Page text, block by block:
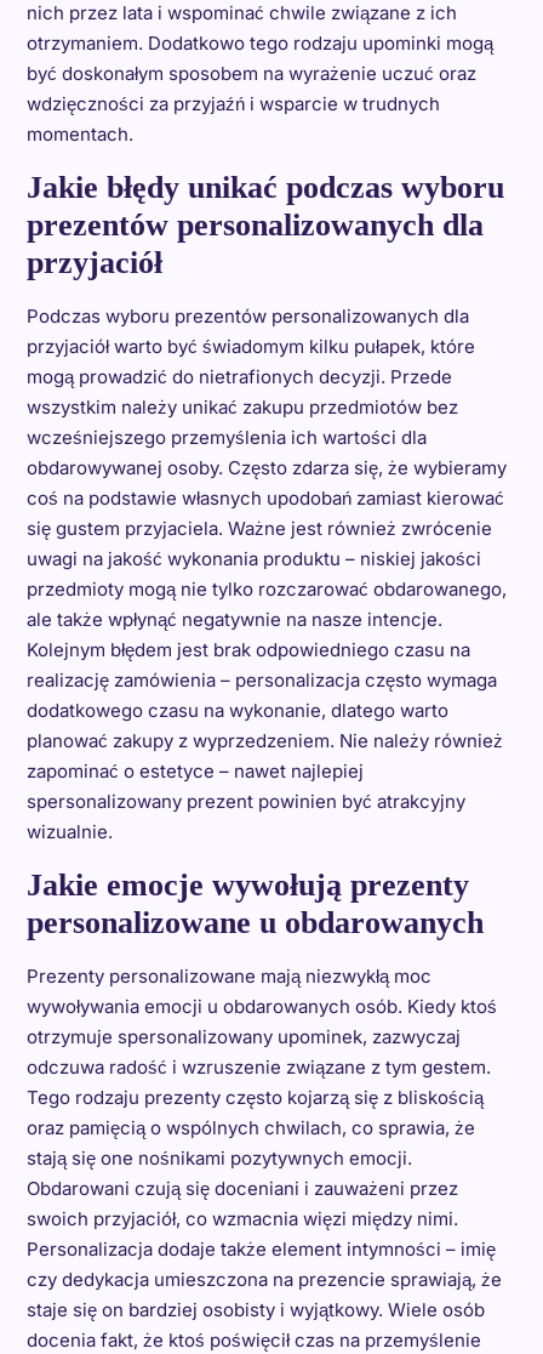
nich przez lata i wspominać chwile związane z ich
otrzymaniem. Dodatkowo tego rodzaju upominki mogą
być doskonałym sposobem na wyrażenie uczuć oraz
wdzięczności za przyjaźń i wsparcie w trudnych
momentach.
Jakie błędy unikać podczas wyboru
prezentów personalizowanych dla
przyjaciół
Podczas wyboru prezentów personalizowanych dla
przyjaciół warto być świadomym kilku pułapek, które
mogą prowadzić do nietrafionych decyzji. Przede
wszystkim należy unikać zakupu przedmiotów bez
wcześniejszego przemyślenia ich wartości dla
obdarowywanej osoby. Często zdarza się, że wybieramy
coś na podstawie własnych upodobań zamiast kierować
się gustem przyjaciela. Ważne jest również zwrócenie
uwagi na jakość wykonania produktu – niskiej jakości
przedmioty mogą nie tylko rozczarować obdarowanego,
ale także wpłynąć negatywnie na nasze intencje.
Kolejnym błędem jest brak odpowiedniego czasu na
realizację zamówienia – personalizacja często wymaga
dodatkowego czasu na wykonanie, dlatego warto
planować zakupy z wyprzedzeniem. Nie należy również
zapominać o estetyce – nawet najlepiej
spersonalizowany prezent powinien być atrakcyjny
wizualnie.
Jakie emocje wywołują prezenty
personalizowane u obdarowanych
Prezenty personalizowane mają niezwykłą moc
wywoływania emocji u obdarowanych osób. Kiedy ktoś
otrzymuje spersonalizowany upominek, zazwyczaj
odczuwa radość i wzruszenie związane z tym gestem.
Tego rodzaju prezenty często kojarzą się z bliskością
oraz pamięcią o wspólnych chwilach, co sprawia, że
stają się one nośnikami pozytywnych emocji.
Obdarowani czują się doceniani i zauważeni przez
swoich przyjaciół, co wzmacnia więzi między nimi.
Personalizacja dodaje także element intymności – imię
czy dedykacja umieszczona na prezencie sprawiają, że
staje się on bardziej osobisty i wyjątkowy. Wiele osób
docenia fakt, że ktoś poświęcił czas na przemyślenie